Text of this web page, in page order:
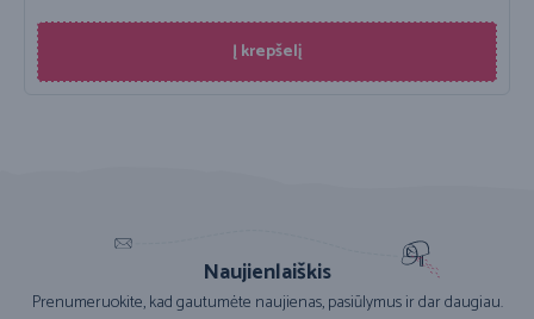
Į krepšelį
Naujienlaiškis
Prenumeruokite, kad gautumėte naujienas, pasiūlymus ir dar daugiau.